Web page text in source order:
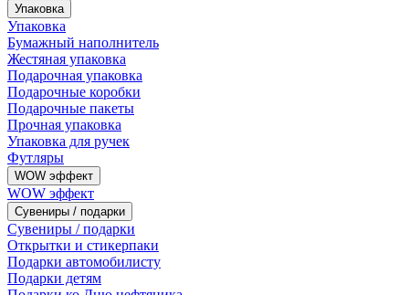
Упаковка
Упаковка
Бумажный наполнитель
Жестяная упаковка
Подарочная упаковка
Подарочные коробки
Подарочные пакеты
Прочная упаковка
Упаковка для ручек
Футляры
WOW эффект
WOW эффект
Сувениры / подарки
Сувениры / подарки
Открытки и стикерпаки
Подарки автомобилисту
Подарки детям